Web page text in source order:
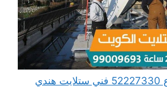
فني ستلايت المطلاع 52227330 فني ستلايت هندي